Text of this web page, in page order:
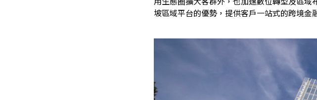
坡區域平台的優勢，提供客戶一站式的跨境金